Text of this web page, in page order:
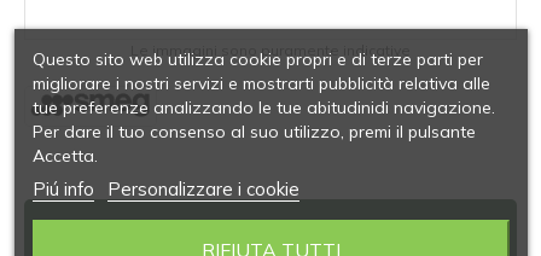
Le immagini sono puramente indicative
PRODOTTI SIMILI
Questo sito web utilizza cookie propri e di terze parti per
migliorare i nostri servizi e mostrarti pubblicità relativa alle
tue preferenze analizzando le tue abitudinidi navigazione.
Per dare il tuo consenso al suo utilizzo, premi il pulsante
Accetta.
Piú info Personalizzare i cookie
RIFIUTA TUTTI